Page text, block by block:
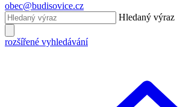
obec@budisovice.cz
Hledaný výraz
rozšířené vyhledávání